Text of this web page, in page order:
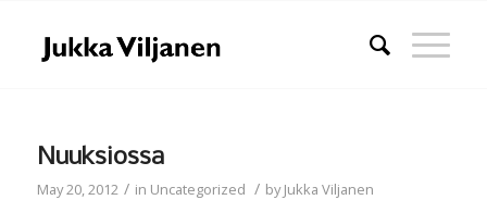
Nuuksiossa
May 20, 2012 / in Uncategorized / byJukka Viljanen